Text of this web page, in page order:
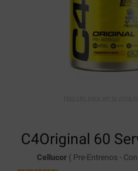
C4Original 60
Cellucor ( Pre-Entrenos -